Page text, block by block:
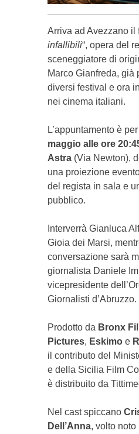
Arriva ad Avezzano il
infallibili“, opera del
sceneggiatore di
Marco Gianfreda, già
diversi festival e ora
nei cinema italiani.
L’appuntamento è per
maggio alle ore
Astra(Via Newton),
una proiezione
del regista in sala e
pubblico.
Interverrà Gianluca
Gioia dei Marsi,
conversazione sarà
giornalista Daniele
vicepresidente
Giornalisti d’Abruzzo.
Prodotto da Bronx
Pictures, Eskimoe
il contributo del
e della Sicilia Film
è distribuito da
Nel cast spiccano
Dell’Anna, volto noto